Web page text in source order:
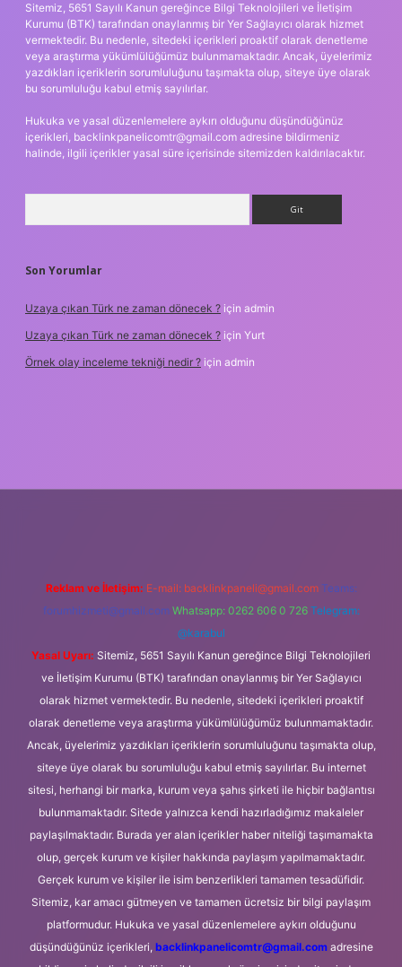
Sitemiz, 5651 Sayılı Kanun gereğince Bilgi Teknolojileri ve İletişim
Kurumu (BTK) tarafından onaylanmış bir Yer Sağlayıcı olarak hizmet
vermektedir. Bu nedenle, sitedeki içerikleri proaktif olarak denetleme
veya araştırma yükümlülüğümüz bulunmamaktadır. Ancak, üyelerimiz
yazdıkları içeriklerin sorumluluğunu taşımakta olup, siteye üye olarak
bu sorumluluğu kabul etmiş sayılırlar.
Hukuka ve yasal düzenlemelere aykırı olduğunu düşündüğünüz
içerikleri, backlinkpanelicomtr@gmail.com adresine bildirmeniz
halinde, ilgili içerikler yasal süre içerisinde sitemizden kaldırılacaktır.
Son Yorumlar
Uzaya çıkan Türk ne zaman dönecek ? için admin
Uzaya çıkan Türk ne zaman dönecek ? için Yurt
Örnek olay inceleme tekniği nedir ? için admin
Reklam ve İletişim: E-mail: backlinkpaneli@gmail.com Teams:
forumhizmeti@gmail.com Whatsapp: 0262 606 0 726 Telegram:
@karabul
Yasal Uyarı: Sitemiz, 5651 Sayılı Kanun gereğince Bilgi Teknolojileri
ve İletişim Kurumu (BTK) tarafından onaylanmış bir Yer Sağlayıcı
olarak hizmet vermektedir. Bu nedenle, sitedeki içerikleri proaktif
olarak denetleme veya araştırma yükümlülüğümüz bulunmamaktadır.
Ancak, üyelerimiz yazdıkları içeriklerin sorumluluğunu taşımakta olup,
siteye üye olarak bu sorumluluğu kabul etmiş sayılırlar. Bu internet
sitesi, herhangi bir marka, kurum veya şahıs şirketi ile hiçbir bağlantısı
bulunmamaktadır. Sitede yalnızca kendi hazırladığımız makaleler
paylaşılmaktadır. Burada yer alan içerikler haber niteliği taşımamakta
olup, gerçek kurum ve kişiler hakkında paylaşım yapılmamaktadır.
Gerçek kurum ve kişiler ile isim benzerlikleri tamamen tesadüfidir.
Sitemiz, kar amacı gütmeyen ve tamamen ücretsiz bir bilgi paylaşım
platformudur. Hukuka ve yasal düzenlemelere aykırı olduğunu
düşündüğünüz içerikleri, backlinkpanelicomtr@gmail.comadresine